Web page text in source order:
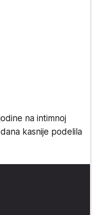
na intimnoj
kasnije podelila